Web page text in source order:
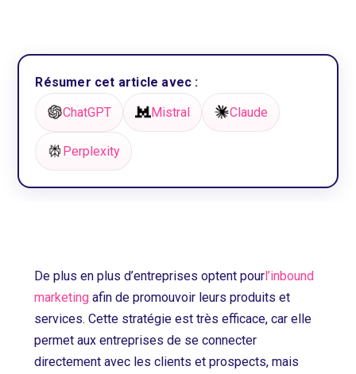
Résumer cet article avec :
ChatGPT
Mistral Claude
Perplexity
De plus en plus d’entreprises optent pourl’inbound
marketingafin de promouvoir leurs produits et
services. Cette stratégie est très efficace, car elle
permet aux entreprises de se connecter
directement avec les clients et prospects, mais